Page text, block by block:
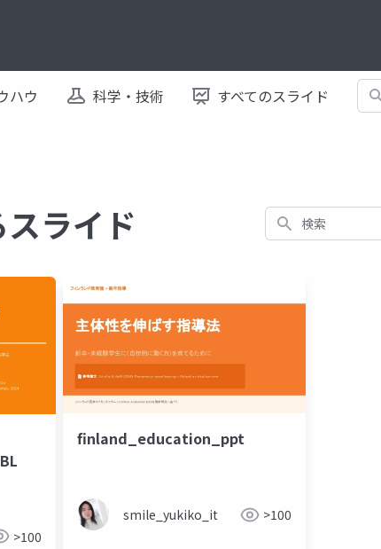
ハウ 科学・技術 すべてのスライド 検索
ライド 検索
>100
finland_education_ppt
smile_yukiko_it >100